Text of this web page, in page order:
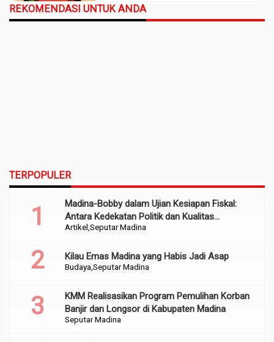
REKOMENDASI UNTUK ANDA
TERPOPULER
Artikel Seputar Madina
Madina-Bobby dalam Ujian Kesiapan Fiskal:
Antara Kedekatan Politik dan Kualitas
Perencanaan
Budaya Seputar Madina
Kilau Emas Madina yang Habis Jadi Asap
Seputar Madina
KMM Realisasikan Program Pemulihan Korban
Banjir dan Longsor di Kabupaten Madina